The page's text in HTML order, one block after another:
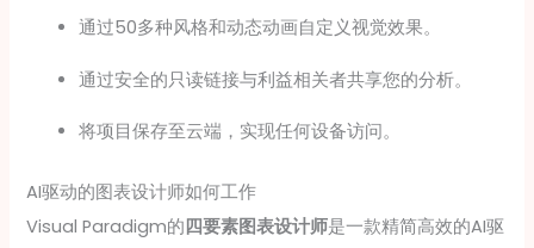
通过50多种风格和动态动画自定义视觉效果。
通过安全的只读链接与利益相关者共享您的分析。
将项目保存至云端，实现任何设备访问。
AI驱动的图表设计师如何工作
Visual Paradigm的四要素图表设计师是一款精简高效的AI驱